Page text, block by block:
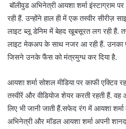
बॉलीवुड अभिनेत्री आयशा शर्मा इंस्टाग्राम
रही हैं. उन्होंने हाल ही में एक तस्वीर सीरीज़
लाइट ब्लू डेनिम में बेहद खूबसूरत लग रही हैं.
लाइट मेकअप के साथ नजर आ रही हैं. उनका
जिसने उनके फैंस को मंत्रमुग्ध कर दिया है.
आयशा शर्मा सोशल मीडिया पर काफी
तस्वीरें और वीडियोज शेयर करती रहती हैं.
लिए भी जानी जाती हैं.सफेद रंग में आयशा
अभिनेत्री और मॉडल आयशा शर्मा अपनी